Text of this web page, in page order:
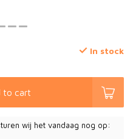
In stock
to cart
wij het vandaag nog op: